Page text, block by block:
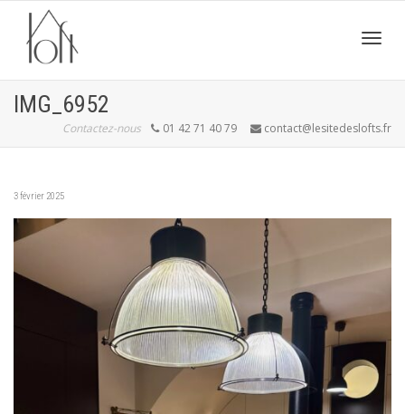
IMG_6952
Contactez-nous 01 42 71 40 79 contact@lesitedeslofts.fr
3 février 2025